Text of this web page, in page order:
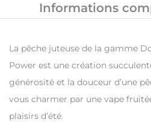
Informations
La pêche juteuse de la gamme
Power est une création
générosité et la douceur d’une
vous charmer par une vape
plaisirs d’été.